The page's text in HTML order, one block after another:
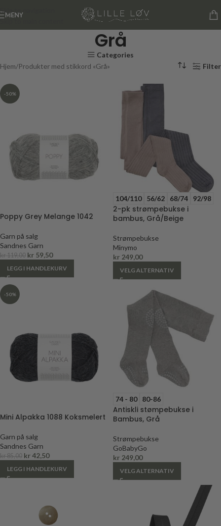
Skip to navigation
Skip to main content
MENY
Grå
Categories
Hjem Produkter med stikkord «Grå» Filter
-50%
Poppy Grey Melange 1042
Garn på salg
Sandnes Garn
kr119,00 kr 59,50
LEGG I HANDLEKURV
104/110 56/62 68/74 92/98
2-pk strømpebukse i
bambus, Grå/Beige
Strømpebukse
Minymo
kr 249,00
VELG ALTERNATIV
-50%
Mini Alpakka 1088 Koksmelert
Garn på salg
Sandnes Garn
kr85,00 kr42,50
LEGG I HANDLEKURV
74 - 80 80-86
Antiskli stømpebukse i
Bambus, Grå
Strømpebukse
GoBabyGo
kr 249,00
VELG ALTERNATIV